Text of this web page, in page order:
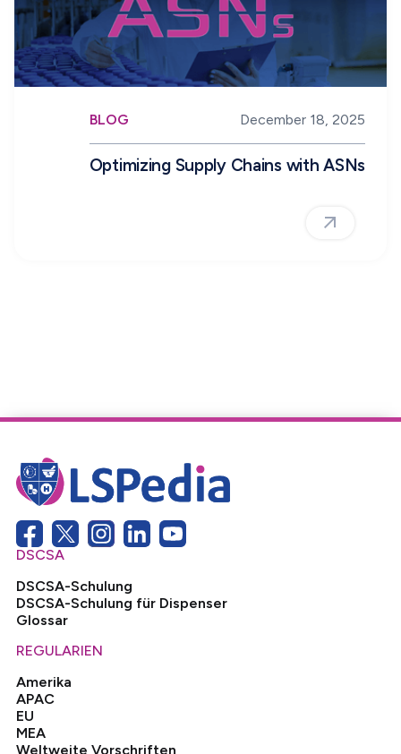
BLOG December 18, 2025
Optimizing Supply Chains with ASNs
DSCSA
DSCSA-Schulung
DSCSA-Schulung für Dispenser
Glossar
REGULARIEN
Amerika
APAC
EU
MEA
Weltweite Vorschriften